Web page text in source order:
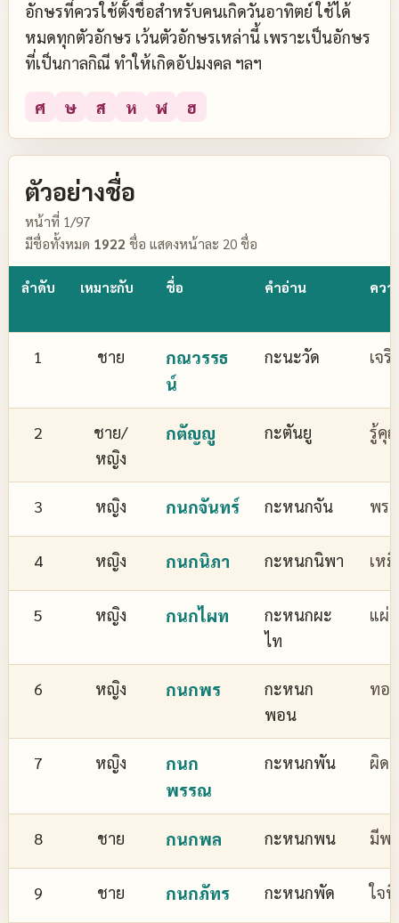
อักษรที่ควรใช้ตั้งชื่อสำหรับคนเกิดวันอาทิตย์ ใช้ได้
หมดทุกตัวอักษร เว้นตัวอักษรเหล่านี้ เพราะเป็นอักษร
ที่เป็นกาลกิณี ทำให้เกิดอัปมงคล ฯลฯ
ศ ษ ส ห ฬ ฮ
ตัวอย่างชื่อ
หน้าที่ 1/97
มีชื่อทั้งหมด 1922 ชื่อ แสดงหน้าละ 20 ชื่อ
ลำดับ เหมาะกับ ชื่อ คำอ่าน คว
1 ชาย
กณวรรธ
น์
กะนะวัด เจ
2
ชาย/
หญิง
กตัญญู กะตันยู รู้คุ
3 หญิง กนกจันทร์ กะหนกจัน พร
4 หญิง กนกนิภา กะหนกนิพา เห
5 หญิง กนกไผท
กะหนกผะ
ไท
แผ่
6 หญิง กนกพร
กะหนก
พอน
ทอ
7 หญิง
กนก
พรรณ
กะหนกพัน ผิด
8 ชาย กนกพล กะหนกพน มีพ
9 ชาย กนกภัทร กะหนกพัด ใจ